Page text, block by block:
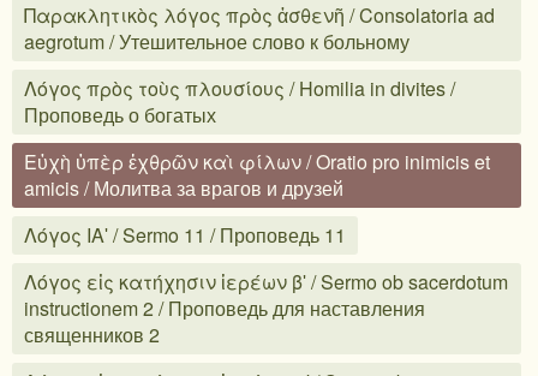
Παρακλητικὸς λόγος πρὸς ἀσθενῆ / Consolatoria ad
aegrotum / Утешительное слово к больному
Λόγος πρὸς τοὺς πλουσίους / Homilia in divites /
Проповедь о богатых
Εὐχὴ ὑπὲρ ἐχθρῶν καὶ φίλων / Oratio pro inimicis et
amicis / Молитва за врагов и друзей
Λόγος ΙΑʹ / Sermo 11 / Проповедь 11
Λόγος εἰς κατήχησιν ἱερέων βʹ / Sermo ob sacerdotum
instructionem 2 / Проповедь для наставления
священников 2